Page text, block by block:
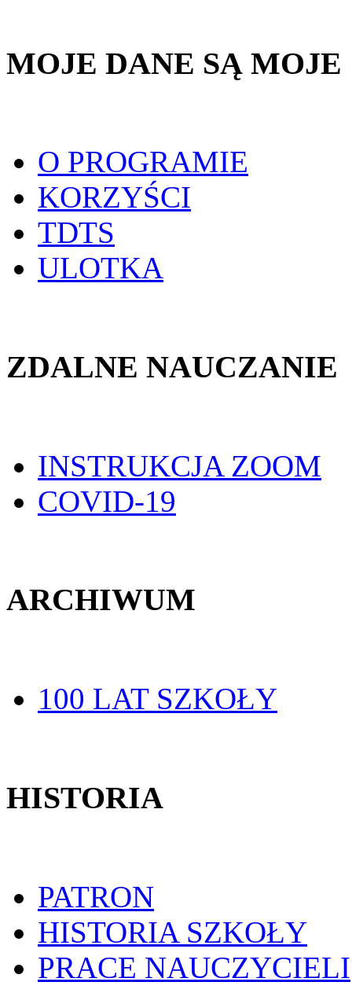
MOJE DANE SĄ MOJE
O PROGRAMIE
KORZYŚCI
TDTS
ULOTKA
ZDALNE NAUCZANIE
INSTRUKCJA ZOOM
COVID-19
ARCHIWUM
100 LAT SZKOŁY
HISTORIA
PATRON
HISTORIA SZKOŁY
PRACE NAUCZYCIELI